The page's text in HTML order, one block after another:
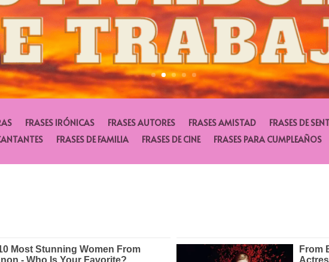
FRASES IRÓNICAS FRASES AUTORES FRASES AMISTAD FRASES DE
FRASES DE FAMILIA FRASES DE CINE FRASES PARA CUMPLEAÑOS